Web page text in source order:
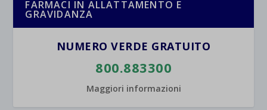
FARMACI IN ALLATTAMENTO E
GRAVIDANZA
NUMERO VERDE GRATUITO
800.883300
Maggiori informazioni